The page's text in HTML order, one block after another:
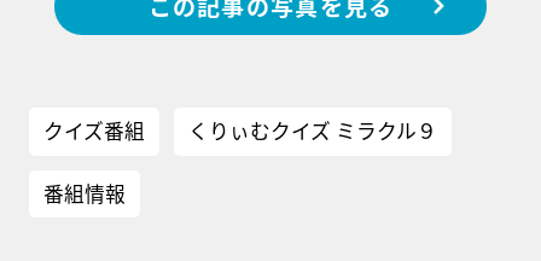
クイズ番組 くりぃむクイズ ミラクル９
番組情報